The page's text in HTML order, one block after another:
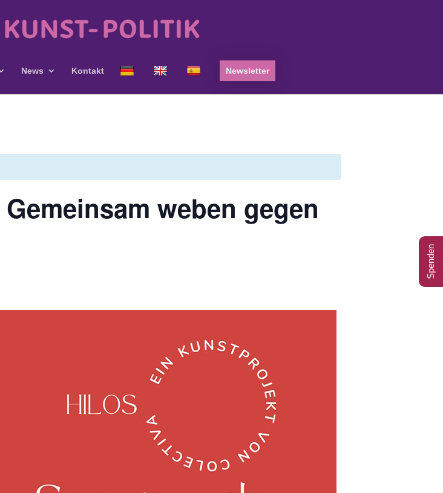
News Kontakt Newsletter
weben gegen
Spenden